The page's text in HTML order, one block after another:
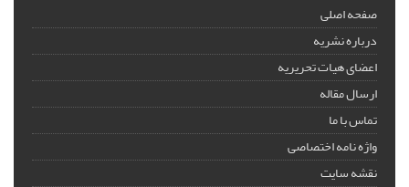
صفحه اصلی
درباره نشریه
اعضای هیات تحریریه
ارسال مقاله
تماس با ما
واژه نامه اختصاصی
نقشه سایت